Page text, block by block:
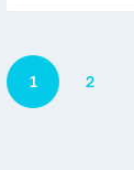
Пагинация
1 2